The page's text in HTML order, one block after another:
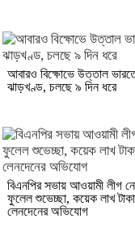
আবারও বিক্ষোভে উত্তাল
ঝাড়খণ্ড, চলছে ৯ দিন ধরে
বিএনপির সভায় আওয়ামী লীগ
ফুলেল শুভেচ্ছা, কয়েক লাখ
লেনদেনের অভিযোগ